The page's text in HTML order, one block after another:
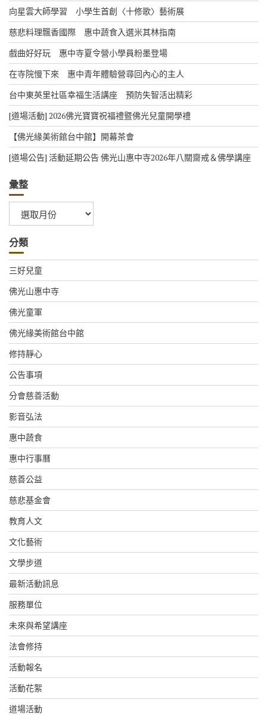
向星雲大師學習 小學生首創〈十修歌〉藝術展
慈悲料理飄香國際 惠中蔬食入選米其林指南
戲曲好好玩 惠中寺夏令營小學員粉墨登場
在寺院慢下來 惠中青年體驗營尋回內心的主人
台中東英里社區幸福生活講座 預防失智活出精彩
[道場活動] 2026佛光寶寶祝福禮暨佛光兒童開學禮
【佛光緣美術館台中館】開幕茶會
[道場公告] 活動延期公告 佛光山惠中寺2026年八關齋戒＆佛學講座
彙整
整
分類
三好兒童
佛光山惠中寺
佛光童軍
佛光緣美術館台中館
修持靜心
公告事項
分會慈善活動
影音弘法
惠中蔬食
惠中行事曆
慈善公益
慈悲基金會
教育人文
文化藝術
文學步道
最新活動訊息
服務單位
未來與希望講座
法會修持
活動報名
活動花絮
道場活動